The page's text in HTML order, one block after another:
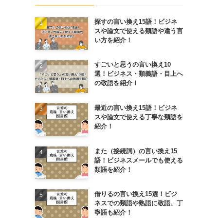
探すの言い換え15語！ビジネ
スや論文で使える類語や違う言
い方を紹介！
すごいと思うの言い換え10
選！ビジネス・類義語・目上へ
の敬語を紹介！
最近の言い換え15語！ビジネ
スや論文で使える丁寧な類語を
紹介！
また（接続詞）の言い換え15
語！ビジネスメールでも使える
類語を紹介！
借りるの言い換え15選！ビジ
ネスでの類語や熟語に敬語、丁
寧語も紹介！